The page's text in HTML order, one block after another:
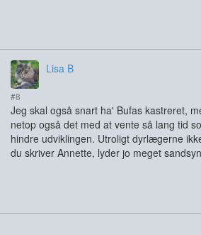
Lisa B
#8
Jeg skal også snart ha' Bufas kastreret,
netop også det med at vente så lang tid
hindre udviklingen. Utroligt dyrlægerne
du skriver Annette, lyder jo meget